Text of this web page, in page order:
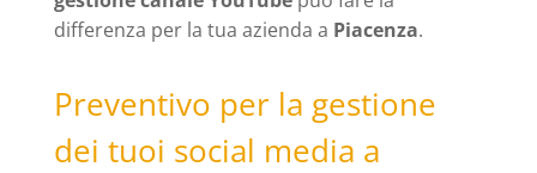
differenza per la tua azienda a Piacenza.
Preventivo per la gestione
dei tuoi social media a